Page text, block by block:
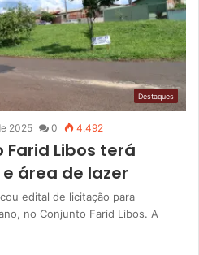
Destaques
2025 0 4.492
Libos terá
área de lazer
edital de licitação para
no Conjunto Farid Libos. A